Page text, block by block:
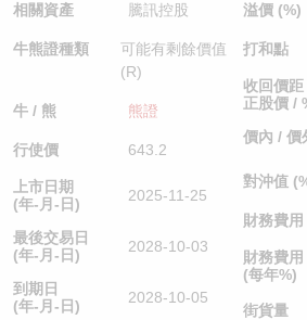
相關資產 騰訊控股
牛熊證種類
可能有剩餘價值
(R)
牛 / 熊 熊證
行使價 643.2
上市日期
(年-月-日)
2025-11-25
最後交易日
(年-月-日)
2028-10-03
到期日
(年-月-日)
2028-10-05
溢價 (%)
打和點
收回價距
正股價 /
價內 / 價
對沖值
財務費用
財務費用
(每年%)
街貨量